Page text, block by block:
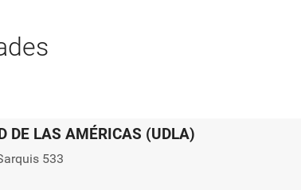
DE LAS AMÉRICAS (UDLA)
533